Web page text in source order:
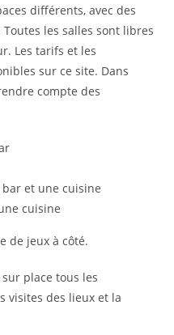
différents, avec des
les salles sont libres
Les tarifs et les
sur ce site. Dans
compte des
bar et une cuisine
cuisine
de jeux à côté.
place tous les
visites des lieux et la